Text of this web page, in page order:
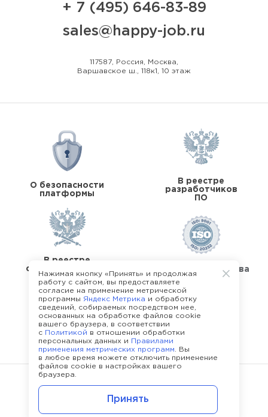
+ 7 (495) 646-83-89
sales@happy-job.ru
117587, Россия, Москва,
Варшавское ш., 118к1, 10 этаж
О безопасности
платформы
В реестре
разработчиков
ПО
В реестре
операторов перс.
данных
Стандарты качества
О команде Happy Job
©2013 - 2026.
Политика конфиденциальности
Нажимая кнопку «Принять» и продолжая
работу с сайтом, вы предоставляете
согласие на применение метрической
программы Яндекс Метрика и обработку
сведений, собираемых посредством нее,
основанных на обработке файлов cookie
вашего браузера, в соответствии
с Политикой в отношении обработки
персональных данных и
Правилами
применения метрических программ . Вы
в любое время можете отключить применение
файлов cookie в настройках вашего
браузера.
Принять